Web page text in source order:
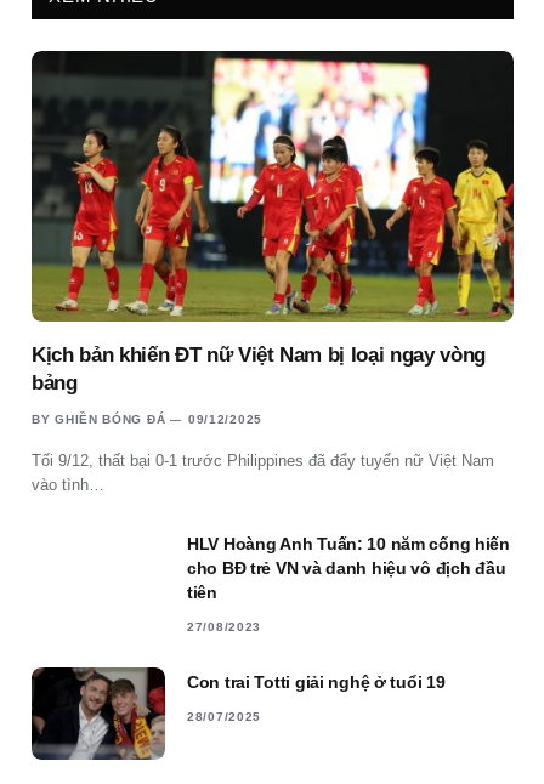
Kịch bản khiến ĐT nữ Việt Nam bị loại ngay vòng
bảng
BY GHIỀN BÓNG ĐÁ 09/12/2025
Tối 9/12, thất bại 0-1 trước Philippines đã đẩy tuyển nữ Việt Nam
vào tình…
HLV Hoàng Anh Tuấn: 10 năm cống hiến
cho BĐ trẻ VN và danh hiệu vô địch đầu
tiên
27/08/2023
Con trai Totti giải nghệ ở tuổi 19
28/07/2025